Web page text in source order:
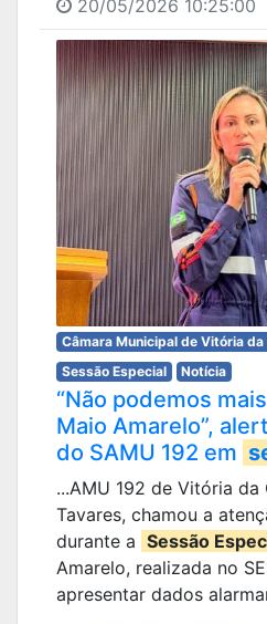
20/05/2026 10:25:00
Câmara Municipal de Vitória
Sessão Especial
Notícia
“Não podemos
Maio Amarelo”,
do SAMU 192 em
...AMU 192 de Vitória
Tavares, chamou a
durante a Sessão
Amarelo, realizada no
apresentar dados